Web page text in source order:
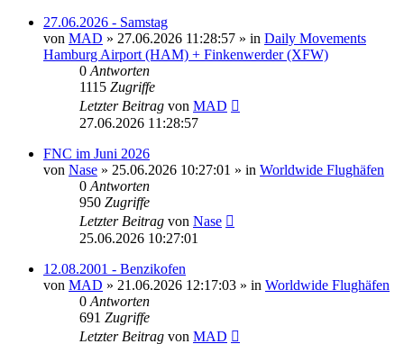
27.06.2026 - Samstag
von MAD » 27.06.2026 11:28:57 » in Daily Movements
Hamburg Airport (HAM) + Finkenwerder (XFW)
0 Antworten
1115 Zugriffe
Letzter Beitrag von MAD
27.06.2026 11:28:57
FNC im Juni 2026
von Nase » 25.06.2026 10:27:01 » in Worldwide Flughäfen
0 Antworten
950 Zugriffe
Letzter Beitrag von Nase
25.06.2026 10:27:01
12.08.2001 - Benzikofen
von MAD » 21.06.2026 12:17:03 » in Worldwide Flughäfen
0 Antworten
691 Zugriffe
Letzter Beitrag von MAD